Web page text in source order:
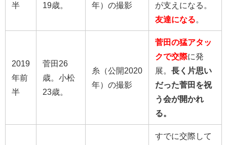
半
19歳。
年）の撮影
が支えになる。
友達になる
2019
年前
半
菅田26
歳。小松
23歳。
糸（公開2020
年）の撮影
菅田の猛アタッ
クで交際に発
展。 長く片思い
だった菅田を祝
う会が開かれ
る。
すでに交際して